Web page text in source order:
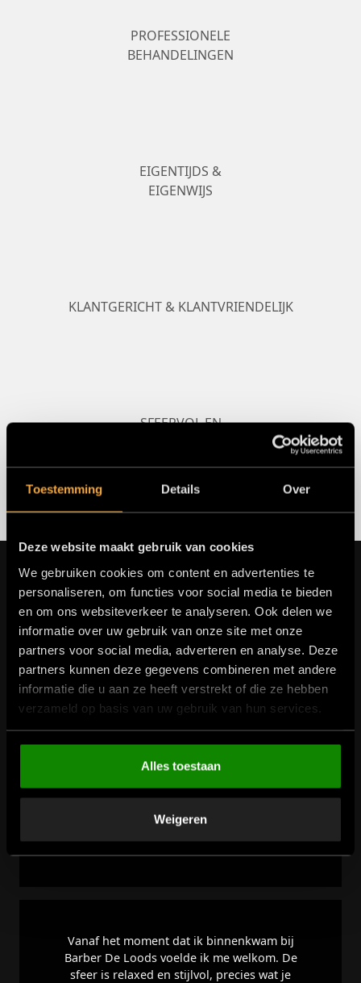
Toestemming Details Over
Deze website maakt gebruik van cookies
We gebruiken cookies om content en advertenties te
personaliseren, om functies voor social media te bieden
en om ons websiteverkeer te analyseren. Ook delen we
informatie over uw gebruik van onze site met onze
partners voor social media, adverteren en analyse. Deze
partners kunnen deze gegevens combineren met andere
informatie die u aan ze heeft verstrekt of die ze hebben
verzameld op basis van uw gebruik van hun services.
Alles toestaan
Weigeren
PROFESSIONELE
BEHANDELINGEN
EIGENTIJDS &
EIGENWIJS
KLANTGERICHT & KLANTVRIENDELIJK
SFEERVOL EN
WAT ZEGGEN ONZE KLANTEN?
Om onze diensten te blijven verbeteren horen we graag uw mening.
Enkele klanten zijn reeds voorgegaan. Dit is wat zij over ons zeggen.
zeggen: Neem geen enkel risico, volgende
week gaat ze weer met het scheermes langs
handdoek op mijn gezicht🫣
Eric
Vanaf het moment dat ik binnenkwam bij
Barber De Loods voelde ik me welkom. De
sfeer is relaxed en stijlvol, precies wat je